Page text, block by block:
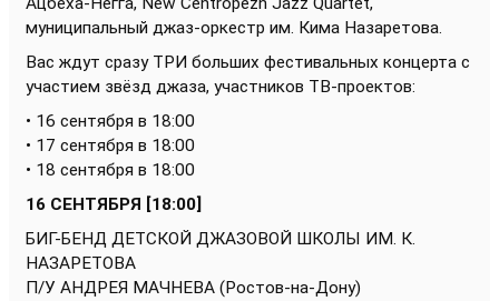
муниципальный джаз-оркестр им. Кима Назаретова.
Вас ждут сразу ТРИ больших фестивальных концерта с
участием звёзд джаза, участников ТВ-проектов:
• 16 сентября в 18:00
• 17 сентября в 18:00
• 18 сентября в 18:00
16 СЕНТЯБРЯ [18:00]
БИГ-БЕНД ДЕТСКОЙ ДЖАЗОВОЙ ШКОЛЫ ИМ. К.
НАЗАРЕТОВА
П/У АНДРЕЯ МАЧНЕВА (Ростов-на-Дону)